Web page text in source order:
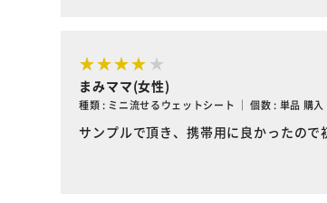
まみママ(女性)
種類 : ミニ流せるウェットシート ｜ 個数 : 単品 購入
サンプルで頂き、携帯用に良かったので